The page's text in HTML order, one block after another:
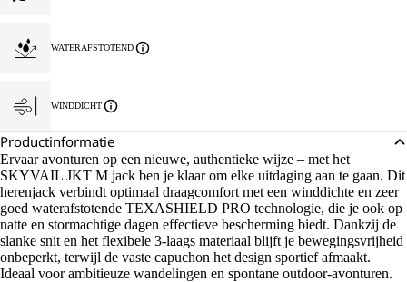
WATERAFSTOTEND
WINDDICHT
Productinformatie
Ervaar avonturen op een nieuwe, authentieke wijze – met het
SKYVAIL JKT M jack ben je klaar om elke uitdaging aan te gaan. Dit
herenjack verbindt optimaal draagcomfort met een winddichte en zeer
goed waterafstotende TEXASHIELD PRO technologie, die je ook op
natte en stormachtige dagen effectieve bescherming biedt. Dankzij de
slanke snit en het flexibele 3-laags materiaal blijft je bewegingsvrijheid
onbeperkt, terwijl de vaste capuchon het design sportief afmaakt.
Ideaal voor ambitieuze wandelingen en spontane outdoor-avonturen.